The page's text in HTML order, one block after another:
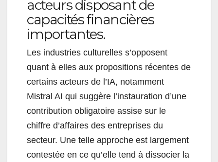
acteurs disposant de
capacités financières
importantes.
Les industries culturelles s’opposent
quant à elles aux propositions récentes de
certains acteurs de l’IA, notamment
Mistral AI qui suggère l’instauration d’une
contribution obligatoire assise sur le
chiffre d’affaires des entreprises du
secteur. Une telle approche est largement
contestée en ce qu’elle tend à dissocier la